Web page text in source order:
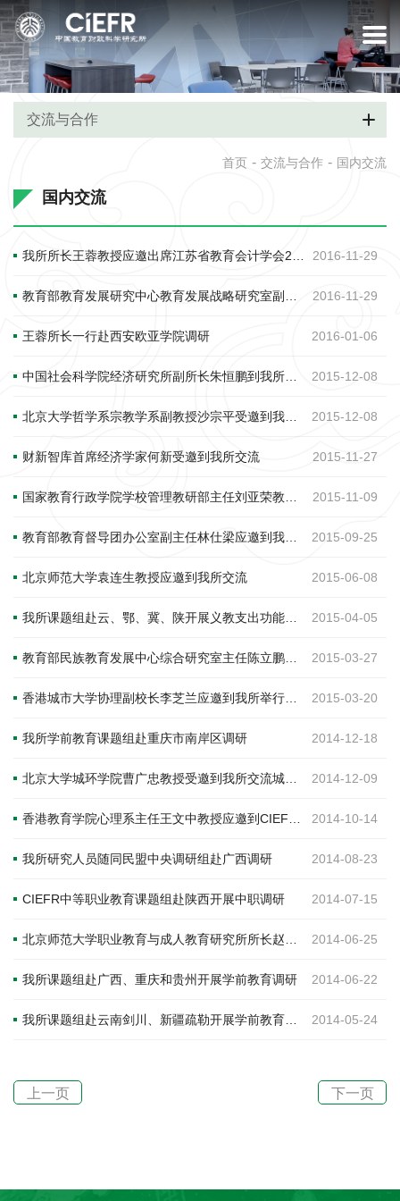
交流与合作
首页 - 交流与合作 - 国内交流
国内交流
2016-11-29
2016-11-29
2016-01-06
王蓉所长一行赴西安欧亚学院调研
2015-12-08
2015-12-08
2015-11-27
财新智库首席经济学家何新受邀到我所交流
2015-11-09
2015-09-25
2015-06-08
北京师范大学袁连生教授应邀到我所交流
2015-04-05
2015-03-27
2015-03-20
2014-12-18
我所学前教育课题组赴重庆市南岸区调研
2014-12-09
2014-10-14
2014-08-23
我所研究人员随同民盟中央调研组赴广西调研
2014-07-15
CIEFR中等职业教育课题组赴陕西开展中职调研
2014-06-25
2014-06-22
我所课题组赴广西、重庆和贵州开展学前教育调研
2014-05-24
上一页 下一页